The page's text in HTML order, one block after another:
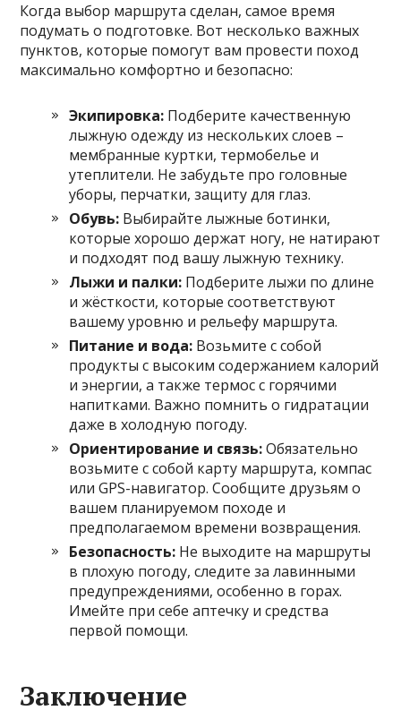
Когда выбор маршрута сделан, самое время
подумать о подготовке. Вот несколько важных
пунктов, которые помогут вам провести поход
максимально комфортно и безопасно:
Экипировка: Подберите качественную
лыжную одежду из нескольких слоев –
мембранные куртки, термобелье и
утеплители. Не забудьте про головные
уборы, перчатки, защиту для глаз.
Обувь: Выбирайте лыжные ботинки,
которые хорошо держат ногу, не натирают
и подходят под вашу лыжную технику.
Лыжи и палки: Подберите лыжи по длине
и жёсткости, которые соответствуют
вашему уровню и рельефу маршрута.
Питание и вода: Возьмите с собой
продукты с высоким содержанием калорий
и энергии, а также термос с горячими
напитками. Важно помнить о гидратации
даже в холодную погоду.
Ориентирование и связь:Обязательно
возьмите с собой карту маршрута, компас
или GPS-навигатор. Сообщите друзьям о
вашем планируемом походе и
предполагаемом времени возвращения.
Безопасность: Не выходите на маршруты
в плохую погоду, следите за лавинными
предупреждениями, особенно в горах.
Имейте при себе аптечку и средства
первой помощи.
Заключение